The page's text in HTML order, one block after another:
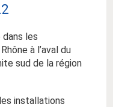
les
à l’aval du
sud de la région
installations